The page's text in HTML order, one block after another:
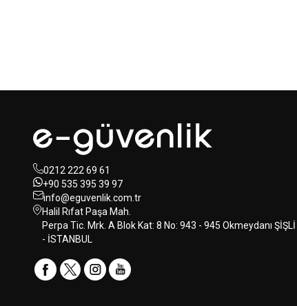
0212 222 69 61
+90 535 395 39 97
info@eguvenlik.com.tr
Halil Rıfat Paşa Mah.
Perpa Tic. Mrk. A Blok Kat: 8 No: 943 - 945 Okmeydanı ŞİŞLİ
- İSTANBUL